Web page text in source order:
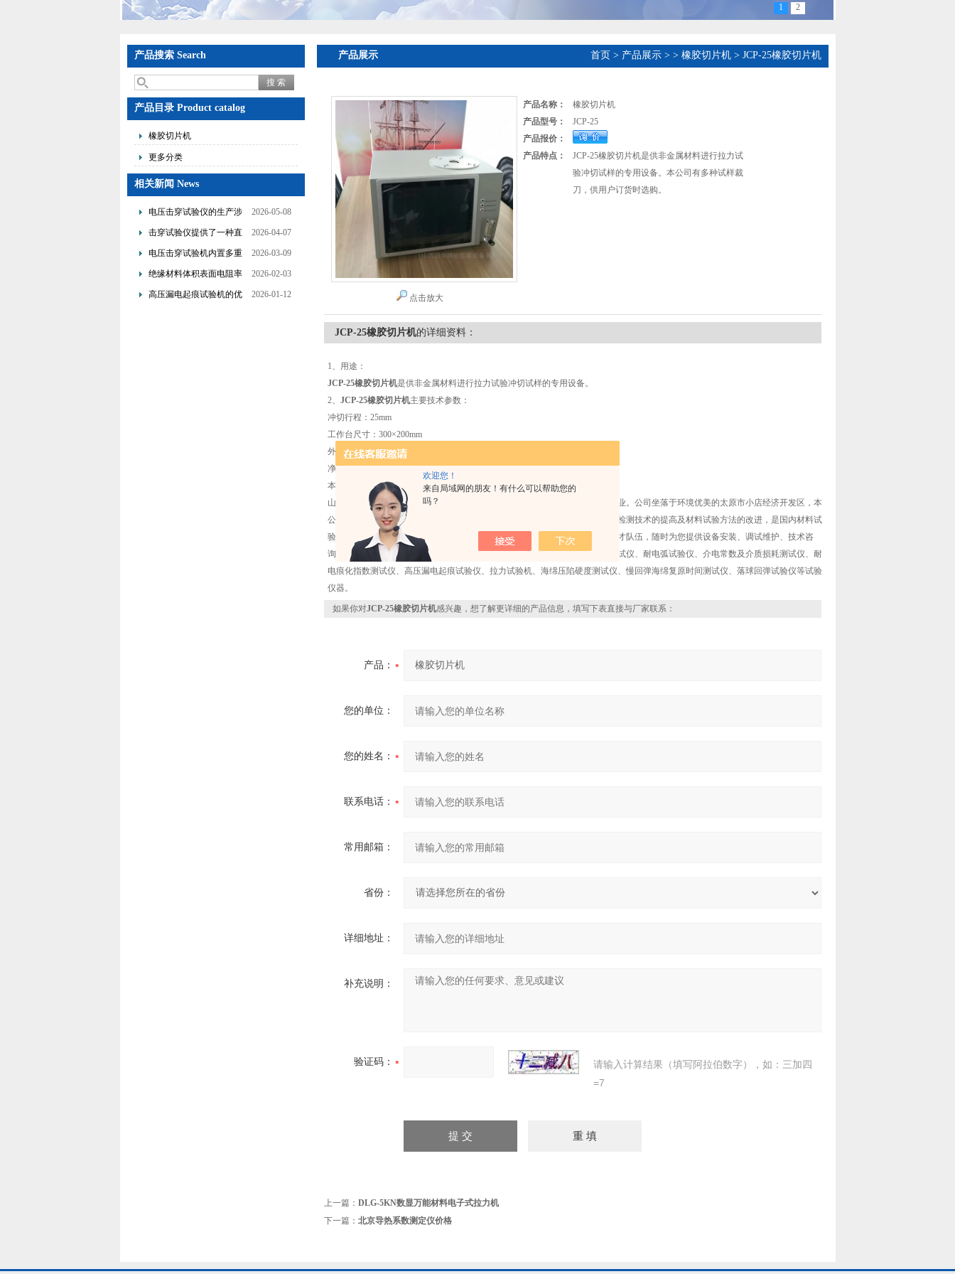
欢迎您！
来自局域网的朋友！有什么可以帮助您的
吗？
1 2
产品搜索 Search
产品目录 Product catalog
橡胶切片机
更多分类
相关新闻 News
电压击穿试验仪的生产涉
及了多个技术领域的整合
2026-05-08
击穿试验仪提供了一种直
观且量化的评估手段
2026-04-07
电压击穿试验机内置多重
保护机制可避免操作风险
2026-03-09
绝缘材料体积表面电阻率
测试仪是基于欧姆定律设
2026-02-03
高压漏电起痕试验机的优
2026-01-12
产品展示 首页 > 产品展示> > 橡胶切片机> JCP-25橡胶切片机
点击放大
产品名称：
橡胶切片机
产品型号：
JCP-25
产品报价：
产品特点：
JCP-25橡胶切片机是供非金属材料进行拉力试
验冲切试样的专用设备。本公司有多种试样裁
刀，供用户订货时选购。
JCP-25橡胶切片机的详细资料：
1、用途：
JCP-25橡胶切片机是供非金属材料进行拉力试验冲切试样的专用设备。
2、 JCP-25橡胶切片机主要技术参数：
冲切行程：25mm
工作台尺寸：300×200mm
外形尺寸：420×480×510mm
净重：75kg
本公司有多种试样裁刀，供用户订货时选购。
山西冠恒精电仪器设备有限公司是一家集研发、设计、生产、销售为一体的企业。公司坐落于环境优美的太原市小店经济开发区，本
公司是山西省材料检测试验仪器生产商。专注于新型材料试验机的研制、材料检测技术的提高及材料试验方法的改进，是国内材料试
验检测仪器的生产企业。随着公司规模不断壮大同时也拥有一批较有实力的人才队伍，随时为您提供设备安装、调试维护、技术咨
询、培训等一系列的服务。主营仪器有：电压击穿试验仪、体积表面电阻率测试仪、耐电弧试验仪、介电常数及介质损耗测试仪、耐
电痕化指数测试仪、高压漏电起痕试验仪、拉力试验机、海绵压陷硬度测试仪、慢回弹海绵复原时间测试仪、落球回弹试验仪等试验
仪器。
如果你对JCP-25橡胶切片机感兴趣，想了解更详细的产品信息，填写下表直接与厂家联系：
产品：
您的单位：
您的姓名：
联系电话：
常用邮箱：
省份：
详细地址：
补充说明：
验证码：
请输入计算结果（填写阿拉伯数字），如：三加四
=7
上一篇： DLG-5KN数显万能材料电子式拉力机
下一篇： 北京导热系数测定仪价格